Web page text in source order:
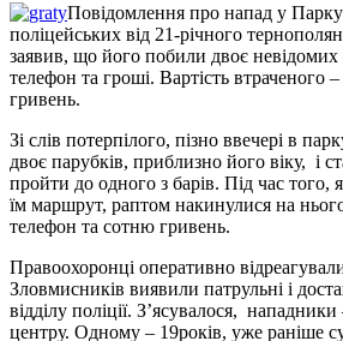
Повідомлення про напад у
поліцейських від 21-річного
заявив, що його побили двоє невідомих
телефон та гроші. Вартість втраченого
гривень.
Зі слів потерпілого, пізно ввечері в
двоє парубків, приблизно його віку, і
пройти до одного з барів. Під час того,
їм маршрут, раптом накинулися на
телефон та сотню гривень.
Правоохоронці оперативно
Зловмисників виявили патрульні і
відділу поліції. З’ясувалося,
центру. Одному – 19років, уже раніше